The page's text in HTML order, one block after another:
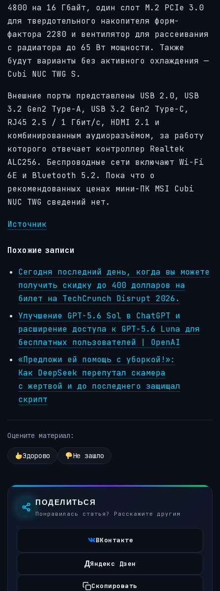
4800 на 16 Гбайт, один слот M.2 PCIe 3.0
для твердотельного накопителя форм-
фактора 2280 и вентилятор для рассеивания
с радиатора до 65 Вт мощности. Также
будут варианты без активного охлаждения —
Cubi NUC TWG S.
Внешние порты представлены USB 2.0, USB
3.2 Gen2 Type-A, USB 3.2 Gen2 Type-C,
RJ45 2.5 / 1 Гбит/с, HDMI 2.1 и
комбинированным аудиоразъёмом, за работу
которого отвечает контроллер Realtek
ALC256. Беспроводные сети включают Wi-Fi
6E и Bluetooth 5.2. Пока что о
рекомендованных ценах мини-ПК MSI Cubi
NUC TWG сведений нет.
Источник
Похожие записи
Сегодня последний день, когда вы можете
получить скидку до 400 долларов на
билет на TechCrunch Disrupt 2026.
Улучшение GPT-5.6 Sol в ChatGPT и
расширение доступа к GPT-5.6 Luna для
бесплатных пользователей | OpenAI
«Предложи ей помощь с уборкой!»:
Как DeepSeek перепутал скамера
с жертвой и до последнего защищал
скрипт
Оцените материал:
Здорово Не зашло
ПОДЕЛИТЬСЯ
Понравилась статья? Расскажите другим
ВКонтакте
ДЯндекс Дзен
Скопировать